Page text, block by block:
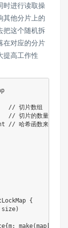
时进行读取操
其他分片上的
把这个随机拆
在对应的分片
提高工作性
// 切片数组
// 切片的数量
// 哈希函数来确定
{
size)
{m: make(map [